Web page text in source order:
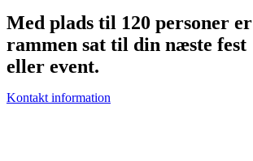
Med plads til 120 personer er
rammen sat til din næste fest
eller event.
Kontakt information